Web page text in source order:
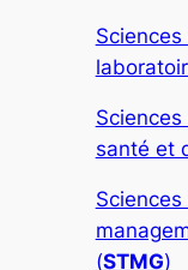
santé et
(STMG)